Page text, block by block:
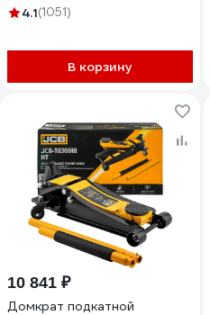
4.1(1051)
В корзину
10 841 ₽
Домкрат подкатной